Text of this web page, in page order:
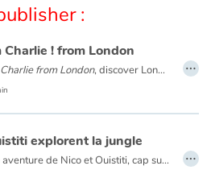
:
Charlie ! from London
from London, discover London with Charlie, an eight-year-old English boy. Meet his family and friends, visit his school and his city with Big Ben, double-decker buses, Buckingham Palace... …
explorent la jungle
Pour cette 5e aventure de Nico et Ouistiti, cap sur la jungle ! À bord de leur magnifique barque à tête de lion tout juste terminée, nos deux intrépides explorateurs partent au Pays des Masques où, selon le cousin de Ouistiti, se prépare une grande fête. Mais dès leur arrivée dans la jungle, ils sont emmenés par un groupe d’hommes masqués et présentés au Grand Sorcier qui leur confie une mission, croyant avoir affaire à deux sorciers plus grands que lui : retrouver le Masque qui apporte la Pluie, tout juste volé par une terrible sorcière. Ni une ni deux, Nico et Ouistiti répondent présent même s’ils ont un peu la trouille…mais la grande fête aura bien lieu si toutefois ils rapportent le précieux sésame ! …